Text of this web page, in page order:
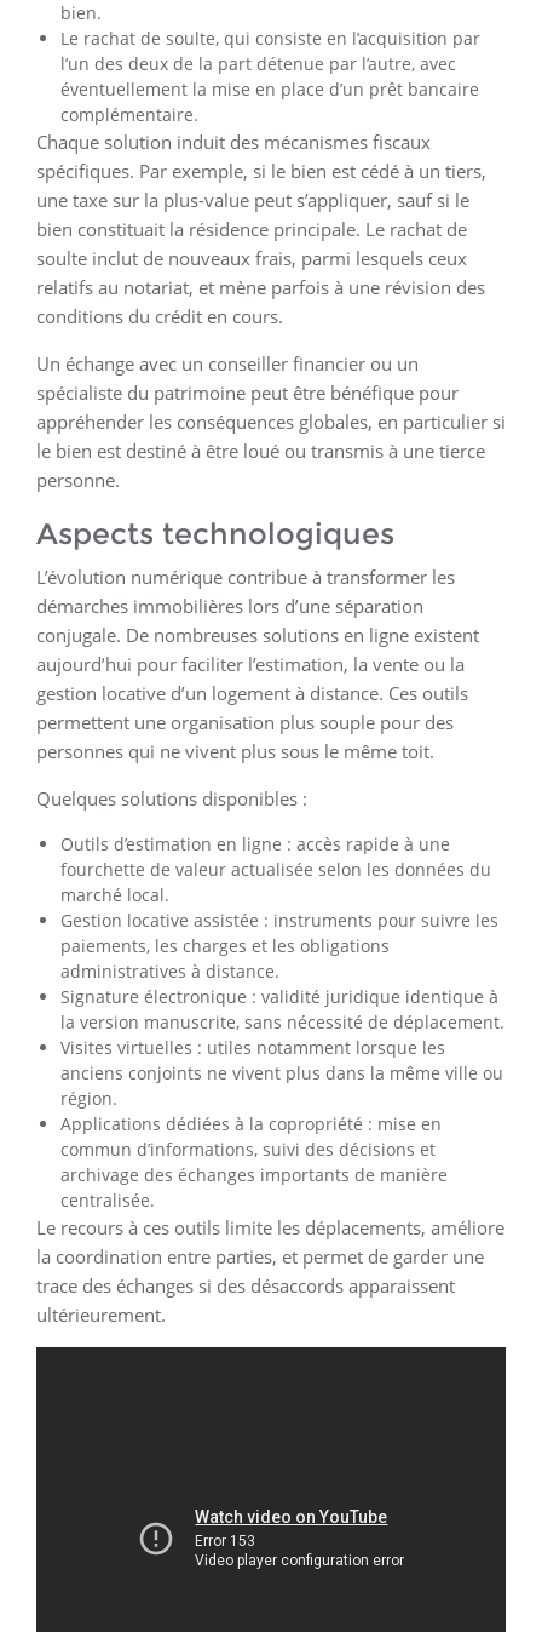
bien.
Le rachat de soulte, qui consiste en l’acquisition par
l’un des deux de la part détenue par l’autre, avec
éventuellement la mise en place d’un prêt bancaire
complémentaire.
Chaque solution induit des mécanismes fiscaux
spécifiques. Par exemple, si le bien est cédé à un tiers,
une taxe sur la plus-value peut s’appliquer, sauf si le
bien constituait la résidence principale. Le rachat de
soulte inclut de nouveaux frais, parmi lesquels ceux
relatifs au notariat, et mène parfois à une révision des
conditions du crédit en cours.
Un échange avec un conseiller financier ou un
spécialiste du patrimoine peut être bénéfique pour
appréhender les conséquences globales, en particulier si
le bien est destiné à être loué ou transmis à une tierce
personne.
Aspects technologiques
L’évolution numérique contribue à transformer les
démarches immobilières lors d’une séparation
conjugale. De nombreuses solutions en ligne existent
aujourd’hui pour faciliter l’estimation, la vente ou la
gestion locative d’un logement à distance. Ces outils
permettent une organisation plus souple pour des
personnes qui ne vivent plus sous le même toit.
Quelques solutions disponibles :
Outils d’estimation en ligne : accès rapide à une
fourchette de valeur actualisée selon les données du
marché local.
Gestion locative assistée : instruments pour suivre les
paiements, les charges et les obligations
administratives à distance.
Signature électronique : validité juridique identique à
la version manuscrite, sans nécessité de déplacement.
Visites virtuelles : utiles notamment lorsque les
anciens conjoints ne vivent plus dans la même ville ou
région.
Applications dédiées à la copropriété : mise en
commun d’informations, suivi des décisions et
archivage des échanges importants de manière
centralisée.
Le recours à ces outils limite les déplacements, améliore
la coordination entre parties, et permet de garder une
trace des échanges si des désaccords apparaissent
ultérieurement.